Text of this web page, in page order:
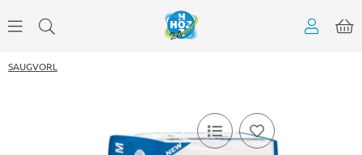
SAUGVORL